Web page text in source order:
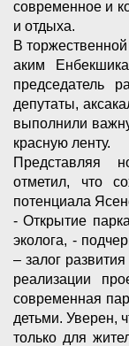
современное и
и отдыха.
В
аким
председатель
депутаты,
выполнили
красную ленту.
Представляя
отметил, что
потенциала
- Открытие
эколога, -
– залог
реализации
современная
детьми. Уверен,
только для